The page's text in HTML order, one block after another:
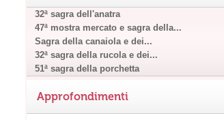
32ª sagra dell'anatra
47ª mostra mercato e sagra della...
Sagra della canaiola e dei...
32ª sagra della rucola e dei...
51ª sagra della porchetta
Approfondimenti